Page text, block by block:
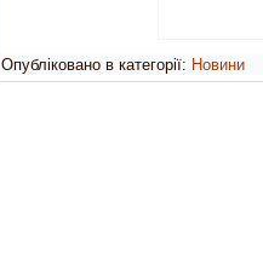
Опубліковано в категорії: Новини